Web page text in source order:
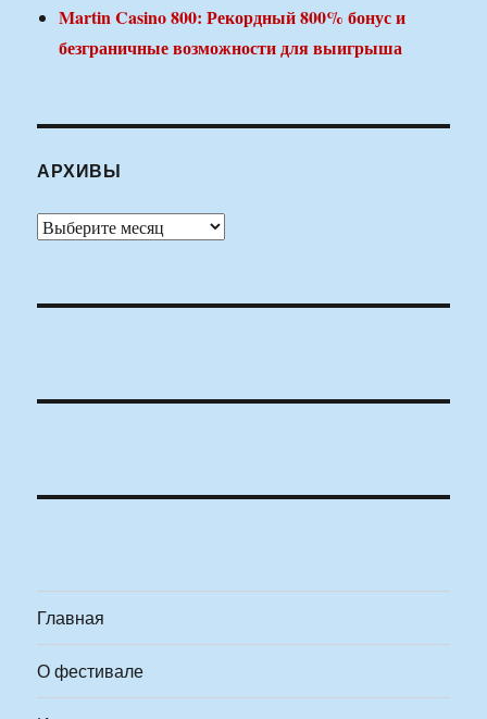
Martin Casino 800: Рекордный 800% бонус и
безграничные возможности для выигрыша
АРХИВЫ
Архивы
Главная
О фестивале